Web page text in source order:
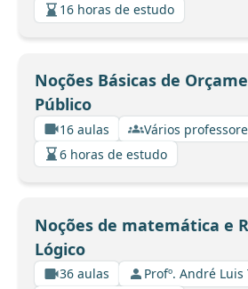
16 horas de estudo
Noções Básicas de
Público
16 aulas
Vários
6 horas de estudo
Noções de matemática e
Lógico
36 aulas
Profº. André Luis